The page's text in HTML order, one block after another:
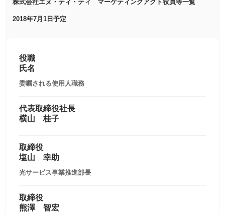
株式会社エヌ・ティ・ティ マーケティングアクト役員等一覧
2018年7月1日予定
役職
氏名
委嘱される使用人職務
代表取締役社長
横山 桂子
取締役
塩山 幸助
光サービス事業推進部長
取締役
熊澤 智宏